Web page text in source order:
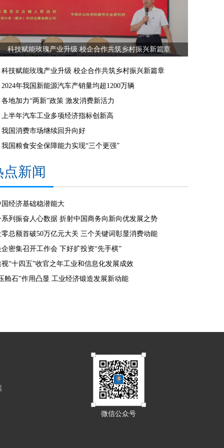
科技赋能玫瑰产业升级 校企合作共筑乡村振兴新篇章
科技赋能玫瑰产业升级 校企合作共筑乡村振兴新篇章
2024年我国新能源汽车产销量均超1200万辆
各地加力“两新”政策 激发消费新活力
上半年汽车工业多项经济指标创新高
我国消费市场继续回升向好
我国粮食安全保障能力实现“三个更强”
点新闻
国经济基础稳潜能大
系列振奋人心数据 折射中国商务向新向优发展之势
零总额首破50万亿元大关 三个关键词彰显消费动能
企密集召开工作会 下好扩投资“先手棋”
视“十四五”收官之年工业和信息化发展成效
舱石”作用凸显 工业经济锻造发展新动能
微信公众号